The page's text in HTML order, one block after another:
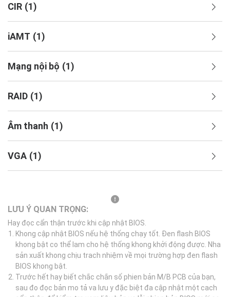
CIR (1)
iAMT (1)
Mạng nội bộ (1)
RAID (1)
Âm thanh (1)
VGA (1)
LƯU Ý QUAN TRỌNG:
Hay đọc cẩn thận trước khi cập nhật BIOS.
Khong cập nhật BIOS nếu hệ thống chạy tốt. Đen flash BIOS
khong bật co thể lam cho hệ thống khong khởi động được. Nha
sản xuất khong chịu trach nhiệm về mọi trường hợp đen flash
BIOS khong bật.
Trước hết hay biết chắc chắn số phien bản M/B PCB của bạn,
sau đo đọc bản mo tả va lưu y đặc biệt đa cập nhật một cach